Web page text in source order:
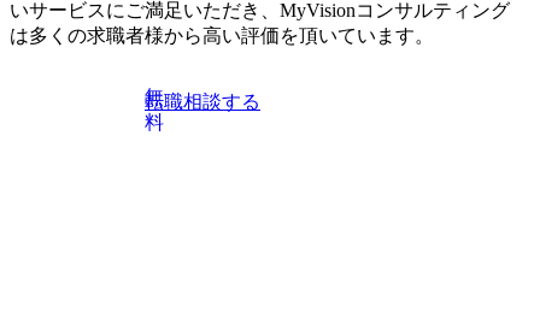
いサービスにご満足いただき、MyVisionコンサルティング
は多くの求職者様から高い評価を頂いています。
無
料
転職相談する